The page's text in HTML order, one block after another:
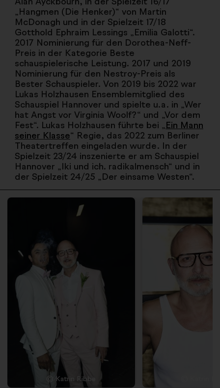
„Hangmen (Die Henker)“ von Martin
McDonagh und in der Spielzeit 17/18
Gotthold Ephraim Lessings „Emilia Galotti“.
2017 Nominierung für den Dorothea-Neff-
Preis in der Kategorie Beste
schauspielerische Leistung. 2017 und 2019
Nominierung für den Nestroy-Preis als
Bester Schauspieler. Von 2019 bis 2022 war
Lukas Holzhausen Ensemblemitglied des
Schauspiel Hannover und spielte u.a. in „Wer
hat Angst vor Virginia Woolf?“ und „Vor dem
Fest“. Lukas Holzhausen führte bei „Ein Mann
seiner Klasse“ Regie, das 2022 zum Berliner
Theatertreffen eingeladen wurde. In der
Spielzeit 23/24 inszenierte er am Schauspiel
Hannover „Iki und ich. radikalmensch“ und in
der Spielzeit 24/25 „Der einsame Westen“.
© Katrin Ribbe